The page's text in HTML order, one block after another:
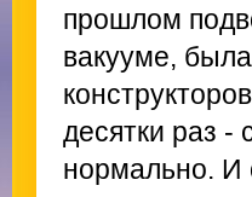
прошлом
вакууме,
десятки раз -
нормально. И